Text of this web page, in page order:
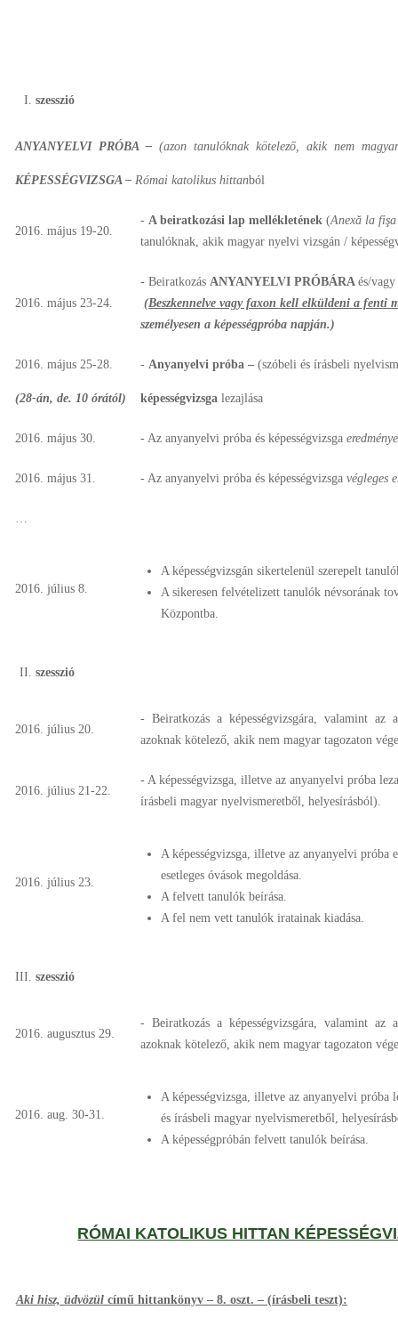
szesszió
ANYANYELVI PRÓBA – (azontanulóknak kötelező, akik nem
KÉPESSÉGVIZSGA – Római katolikus hittanból
2016. május 19-20.
- A beiratkozási lap mellékletének (Anexăla fişa
tanulóknak, akik magyar nyelvi vizsgán /
2016. május 23-24.
- Beiratkozás ANYANYELVI PRÓBÁRA és/vagy
(Beszkennelve vagy faxon kell elküldeni a fenti
személyesen a képességpróba napján.)
2016. május 25-28.
(28-án, de. 10 órától)
- Anyanyelvi próba – (szóbeli és írásbeli
képességvizsgalezajlása
2016. május 30. - Az anyanyelvi próba és képességvizsga
2016. május 31. - Az anyanyelvi próba és képességvizsga végleges
…
2016. július 8.
A képességvizsgán sikertelenül szerepelt
A sikeresen felvételizett tanulók névsorának
Központba.
szesszió
2016. július 20.
- Beiratkozás a képességvizsgára, valamint az
azoknak kötelező, akik nem magyar tagozaton
2016. július 21-22.
- A képességvizsga, illetve az anyanyelvi próba
írásbeli magyar nyelvismeretből, helyesírásból).
2016. július 23.
A képességvizsga, illetve az anyanyelvi próba
esetleges óvások megoldása.
A felvett tanulók beírása.
A fel nem vett tanulók iratainak kiadása.
szesszió
2016. augusztus 29.
- Beiratkozás a képességvizsgára, valamint az
azoknak kötelező, akik nem magyar tagozaton
2016. aug. 30-31.
A képességvizsga, illetve az anyanyelvi próba
és írásbeli magyar nyelvismeretből,
A képességpróbán felvett tanulók beírása.
RÓMAI KATOLIKUS HITTAN
Aki hisz, üdvözül címűhittankönyv – 8. oszt. – (írásbeli teszt):